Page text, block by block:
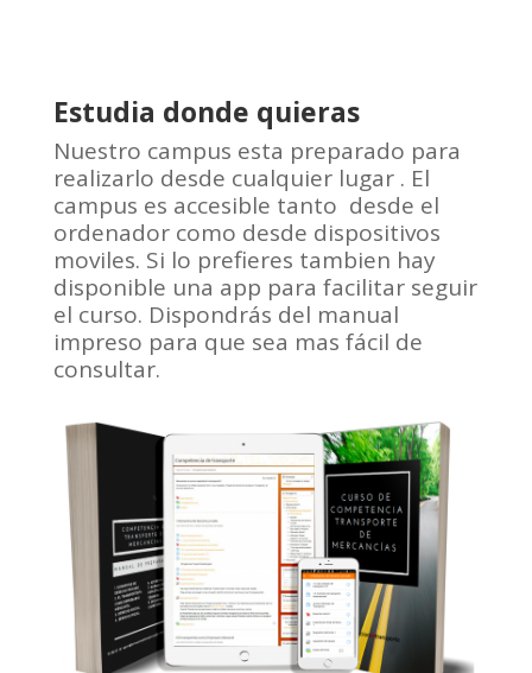
Estudia donde quieras
Nuestro campus esta preparado para
realizarlo desde cualquier lugar . El
campus es accesible tanto desde el
ordenador como desde dispositivos
moviles. Si lo prefieres tambien hay
disponible una app para facilitar seguir
el curso. Dispondrás del manual
impreso para que sea mas fácil de
consultar.